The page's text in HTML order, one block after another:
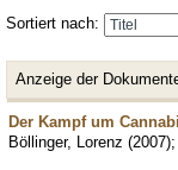
Sortiert nach:
Anzeige der
Der Kampf um
Böllinger, Lorenz (2007);